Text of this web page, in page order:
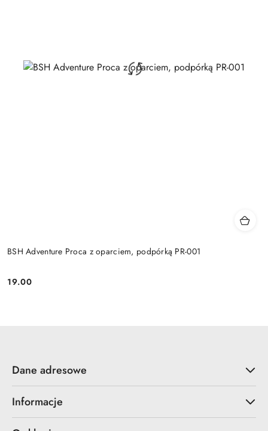
BSH Adventure Proca z oparciem, podpórką PR-001
Cena:
19.00
Dane adresowe
Informacje